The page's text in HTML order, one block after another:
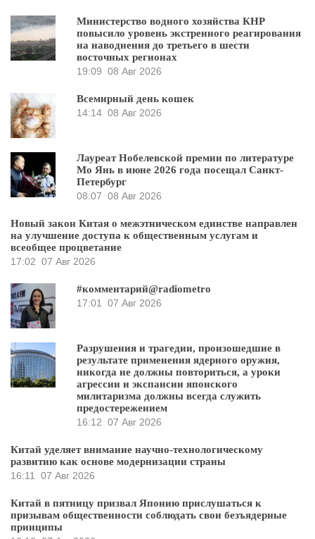
Министерство водного хозяйства КНР
повысило уровень экстренного реагирования
на наводнения до третьего в шести
восточных регионах
19:09 08 Авг 2026
Всемирный день кошек
14:14 08 Авг 2026
Лауреат Нобелевской премии по литературе
Мо Янь в июне 2026 года посещал Санкт-
Петербург
08:07 08 Авг 2026
Новый закон Китая о межэтническом единстве направлен
на улучшение доступа к общественным услугам и
всеобщее процветание
17:02 07 Авг 2026
#комментарий@radiometro
17:01
07 Авг 2026
Разрушения и трагедии, произошедшие в
результате применения ядерного оружия,
никогда не должны повториться, а уроки
агрессии и экспансии японского
милитаризма должны всегда служить
предостережением
16:12 07 Авг 2026
Китай уделяет внимание научно-технологическому
развитию как основе модернизации страны
16:11
07 Авг 2026
Китай в пятницу призвал Японию прислушаться к
призывам общественности соблюдать свои безъядерные
принципы